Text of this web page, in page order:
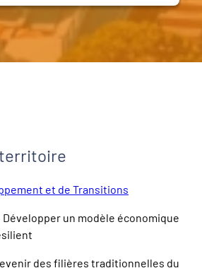
et de Transitions
Développer un modèle économique
des filières traditionnelles du